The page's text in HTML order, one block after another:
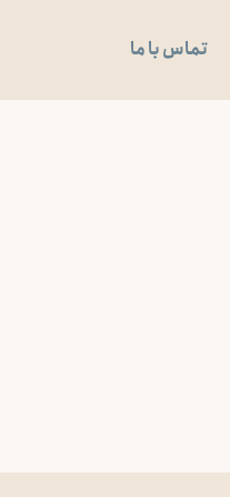
تماس با ما